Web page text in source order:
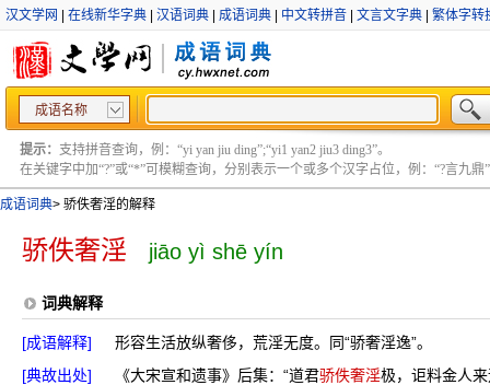
汉文学网 在线新华字典 汉语词典 成语词典 中文转拼音 文言文字典 繁体字转
成语名称
提示： 支持拼音查询，例：“yi yan jiu ding”;“yi1 yan2 jiu3 ding3”。
在关键字中加“?”或“*”可模糊查询，分别表示一个或多个汉字占位，例：“?言九鼎”
成语词典> 骄佚奢淫的解释
骄佚奢淫 jiāo yì shē yín
词典解释
[成语解释]
形容生活放纵奢侈，荒淫无度。同“骄奢淫逸”。
[典故出处]
《大宋宣和遗事》后集：“道君骄佚奢淫极，讵料金人来